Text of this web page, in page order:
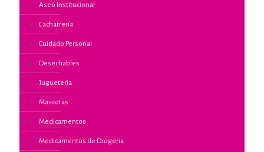
Aseo Institucional
Cacharrería
Cuidado Personal
Desechables
Juguetería
Mascotas
Medicamentos
Medicamentos de Drogeria